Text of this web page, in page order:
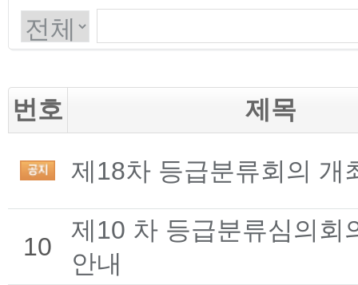
번호 제목
제18차 등급분류회의 개
10
제10 차 등급분류심의회
안내